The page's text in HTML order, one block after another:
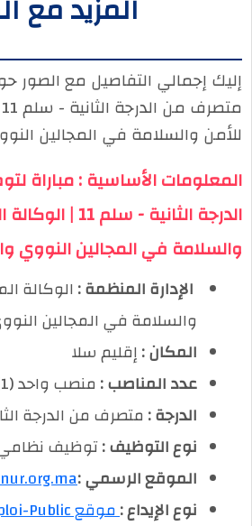
المزيد مع
إليك إجمالي التفاصيل مع الصور
للأمن والسلامة في المجالين
المعلومات الأساسية : مباراة
الدرجة الثانية - سلم
والسلامة في المجالين النووي
️ الإدارة المنظمة :الوكالة
والسلامة في المجالين
المكان :إقليم سلا
عدد المناصب :منصب واحد (1)
الدرجة :متصرف من الدرجة
نوع التوظيف :توظيف نظامي
الموقع الرسمي :
نوع الإيداع :موقع Emploi-Public